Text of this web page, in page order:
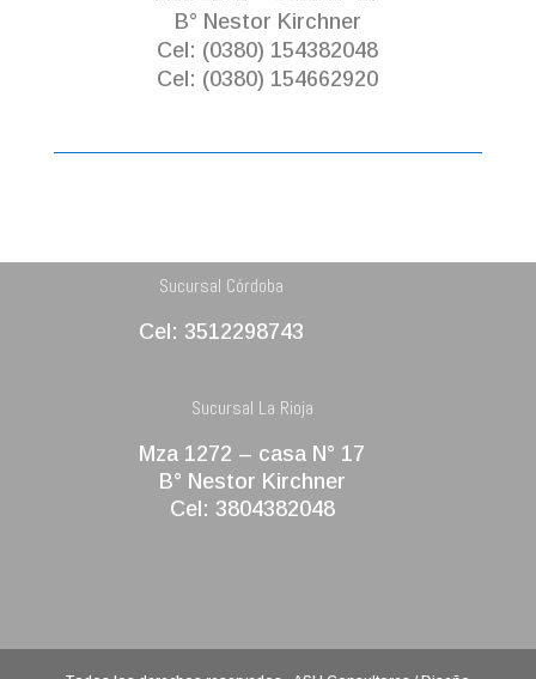
B° Nestor Kirchner
Cel: (0380) 154382048
Cel: (0380) 154662920
Sucursal Córdoba
Cel: 3512298743
Sucursal La Rioja
Mza 1272 – casa N° 17
B° Nestor Kirchner
Cel: 3804382048